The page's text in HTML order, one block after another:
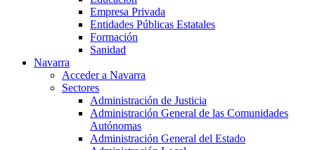
Empresa Privada
Entidades Públicas Estatales
Formación
Sanidad
Navarra
Acceder a Navarra
Sectores
Administración de Justicia
Administración General de las Comunidades
Autónomas
Administración General del Estado